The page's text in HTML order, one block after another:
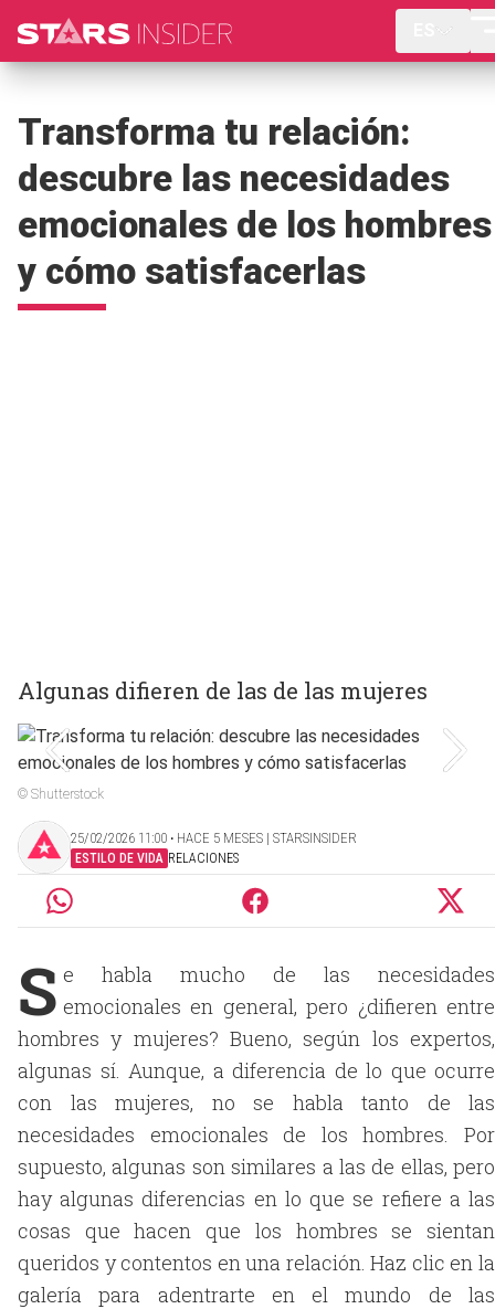
Transforma tu relación:
descubre las necesidades
emocionales de los hombres
y cómo satisfacerlas
Algunas difieren de las de las mujeres
© Shutterstock
25/02/2026 11:00 ‧ HACE 5 MESES | STARSINSIDER
ESTILO DE VIDA RELACIONES
S e habla mucho de las necesidades
emocionales en general, pero ¿difieren entre
hombres y mujeres? Bueno, según los expertos,
algunas sí. Aunque, a diferencia de lo que ocurre
con las mujeres, no se habla tanto de las
necesidades emocionales de los hombres. Por
supuesto, algunas son similares a las de ellas, pero
hay algunas diferencias en lo que se refiere a las
cosas que hacen que los hombres se sientan
queridos y contentos en una relación. Haz clic en la
galería para adentrarte en el mundo de las